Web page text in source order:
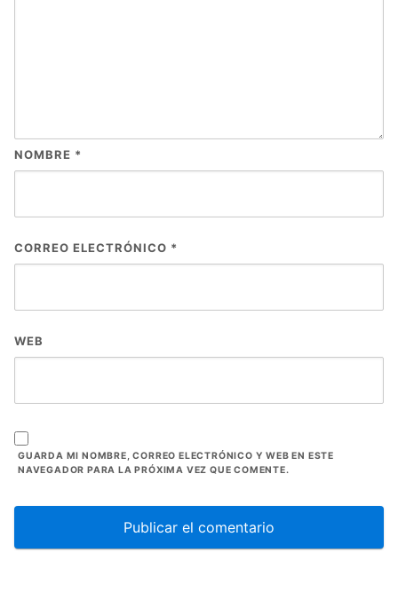
NOMBRE *
CORREO ELECTRÓNICO *
WEB
GUARDA MI NOMBRE, CORREO ELECTRÓNICO Y WEB EN ESTE
NAVEGADOR PARA LA PRÓXIMA VEZ QUE COMENTE.